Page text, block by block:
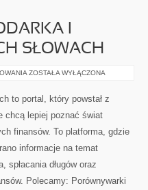
I
SŁOWACH
KREDYTY
GOSPODARKA
I
W
SŁOWACH
ZOSTAŁA WYŁĄCZONA
to portal, który powstał z
chcą lepiej poznać świat
finansów. To platforma, gdzie
informacje na temat
spłacania długów oraz
Polecamy: Porównywarki